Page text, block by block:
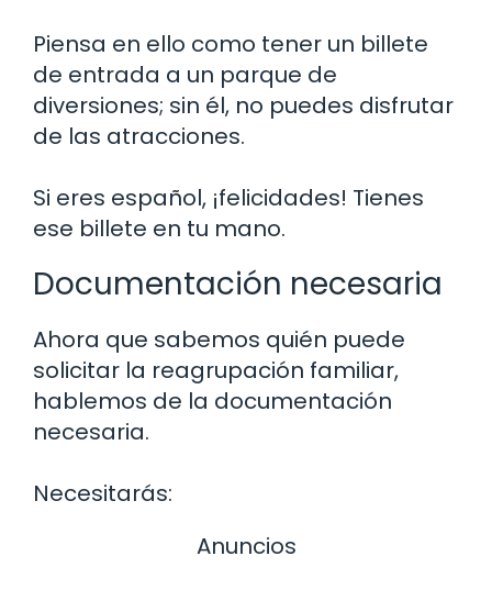
Piensa en ello como tener un billete
de entrada a un parque de
diversiones; sin él, no puedes disfrutar
de las atracciones.
Si eres español, ¡felicidades! Tienes
ese billete en tu mano.
Documentación necesaria
Ahora que sabemos quién puede
solicitar la reagrupación familiar,
hablemos de la documentación
necesaria.
Necesitarás:
Anuncios